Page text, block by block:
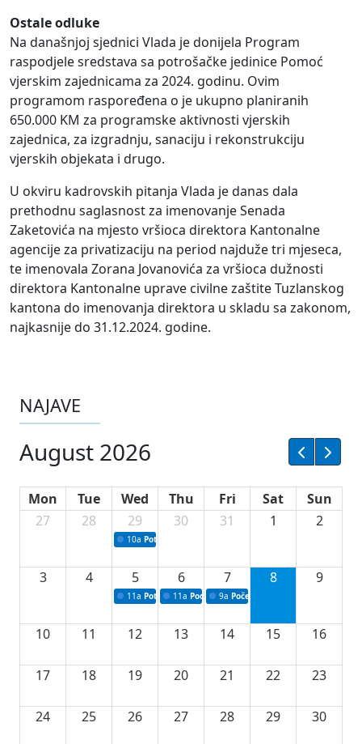
Ostale odluke
Na današnjoj sjednici Vlada je donijela Program
raspodjele sredstava sa potrošačke jedinice Pomoć
vjerskim zajednicama za 2024. godinu. Ovim
programom raspoređena o je ukupno planiranih
650.000 KM za programske aktivnosti vjerskih
zajednica, za izgradnju, sanaciju i rekonstrukciju
vjerskih objekata i drugo.
U okviru kadrovskih pitanja Vlada je danas dala
prethodnu saglasnost za imenovanje Senada
Zaketovića na mjesto vršioca direktora Kantonalne
agencije za privatizaciju na period najduže tri mjeseca,
te imenovala Zorana Jovanovića za vršioca dužnosti
direktora Kantonalne uprave civilne zaštite Tuzlanskog
kantona do imenovanja direktora u skladu sa zakonom,
najkasnije do 31.12.2024. godine.
NAJAVE
August 2026
Mon Tue Wed Thu Fri Sat
Sun
27
28 29
10a Potpisivanje ugovora sa neprofitnim
30 31 1 2
3 4 5
11a Potpisivanje ugovora o stipendijama za
6
11a Podrška razvoju vodne infrastrukture u
7
9a Početak izgradnje nove
8 9
10 11 12 13 14 15 16
17 18 19 20 21 22 23
24 25 26 27 28 29 30